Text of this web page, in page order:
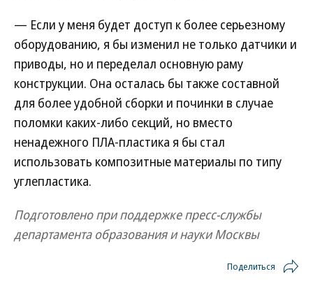
— Если у меня будет доступ к более серьезному
оборудованию, я бы изменил не только датчики и
приводы, но и переделал основную раму
конструкции. Она осталась бы также составной
для более удобной сборки и починки в случае
поломки каких-либо секций, но вместо
ненадежного ПЛА-пластика я бы стал
использовать композитные материалы по типу
углепластика.
Подготовлено при поддержке пресс-службы
департамента образования и науки Москвы
Поделиться